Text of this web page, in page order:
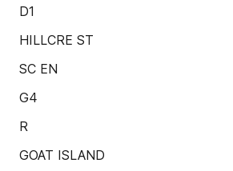
D1
HILLCRE ST
SC EN
G4
R
GOAT ISLAND